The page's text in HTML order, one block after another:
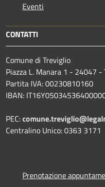
Eventi
CONTATTI
Comune di Treviglio
Piazza L. Manara 1 - 24047 -
Partita IVA: 00230810160
IBAN:
PEC:
Centralino Unico: 0363 3171
Prenotazione